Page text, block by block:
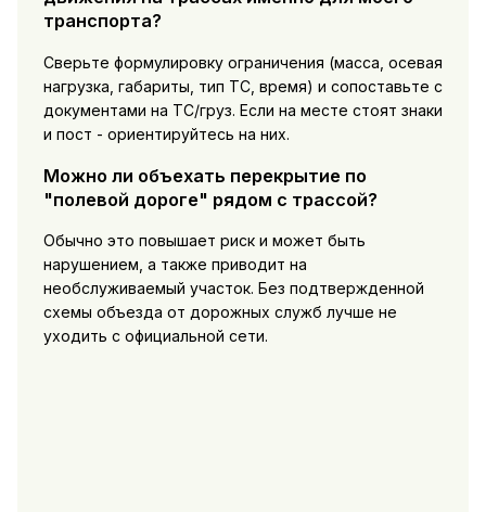
транспорта?
Сверьте формулировку ограничения (масса, осевая
нагрузка, габариты, тип ТС, время) и сопоставьте с
документами на ТС/груз. Если на месте стоят знаки
и пост - ориентируйтесь на них.
Можно ли объехать перекрытие по
"полевой дороге" рядом с трассой?
Обычно это повышает риск и может быть
нарушением, а также приводит на
необслуживаемый участок. Без подтвержденной
схемы объезда от дорожных служб лучше не
уходить с официальной сети.